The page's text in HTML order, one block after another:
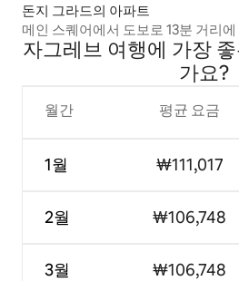
돈지 그라드의 아파트
메인 스퀘어에서 도보로 13분 거리
자그레브 여행에 가장
가요?
월간
1월
2월
3월
평균 요금
₩111,017
₩106,748
₩106,748